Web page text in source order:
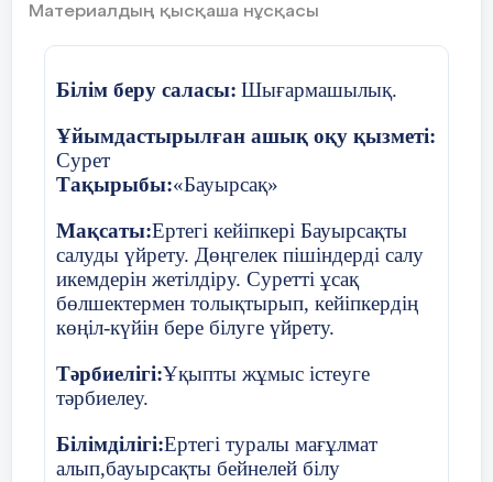
Кәне шарды кім жарады?
санау»
1-ден 5-ке дейін тура және
Екінші шарды жару.
2 тапсырма: «Өз
алып,қолында қандай
Үшінші шарды жарады
Материалдың қысқаша нұсқасы
Білім беру саласы: Шығармашылық.
Ұйымдастырылған ашық оқу қызметі:
Сурет
Тақырыбы:«Бауырсақ»
Мақсаты:Ертегі кейіпкері Бауырсақты
салуды үйрету. Дөңгелек пішіндерді салу
икемдерін жетілдіру. Суретті ұсақ
бөлшектермен толықтырып, кейіпкердің
көңіл-күйін бере білуге үйрету.
Тәрбиелігі:Ұқыпты жұмыс істеуге
тәрбиелеу.
Білімділігі:Ертегі туралы мағұлмат
алып,бауырсақты бейнелей білу